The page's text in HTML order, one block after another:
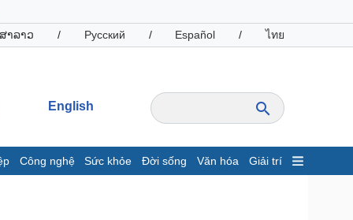
າລາວ / Русский / Español / ไทย
English
Công nghệ Sức khỏe Đời sống Văn hóa Giải trí